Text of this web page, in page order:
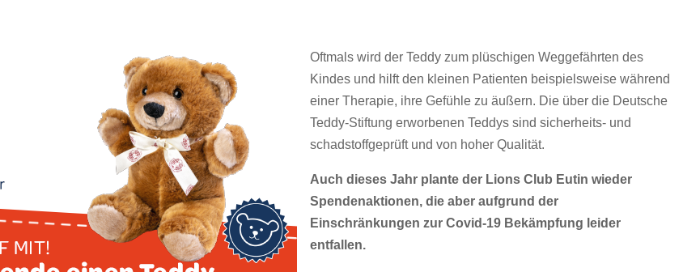
Oftmals wird der Teddy zum plüschigen Weggefährten des
Kindes und hilft den kleinen Patienten beispielsweise während
einer Therapie, ihre Gefühle zu äußern. Die über die Deutsche
Teddy-Stiftung erworbenen Teddys sind sicherheits- und
schadstoffgeprüft und von hoher Qualität.
Auch dieses Jahr plante der Lions Club Eutin wieder
Spendenaktionen, die aber aufgrund der
Einschränkungen zur Covid-19 Bekämpfung leider
entfallen.